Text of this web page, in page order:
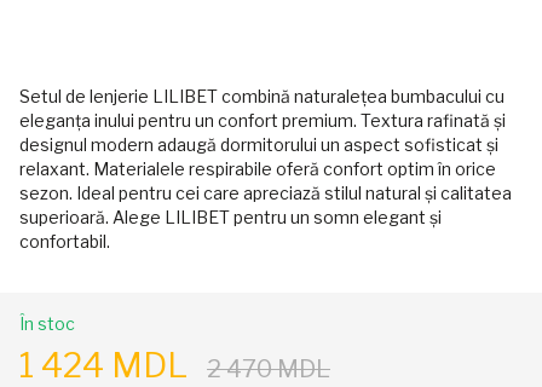
Setul de lenjerie LILIBET combină naturalețea bumbacului cu
eleganța inului pentru un confort premium. Textura rafinată și
designul modern adaugă dormitorului un aspect sofisticat și
relaxant. Materialele respirabile oferă confort optim în orice
sezon. Ideal pentru cei care apreciază stilul natural și calitatea
superioară. Alege LILIBET pentru un somn elegant și
confortabil.
În stoc
1 424 MDL 2 470 MDL